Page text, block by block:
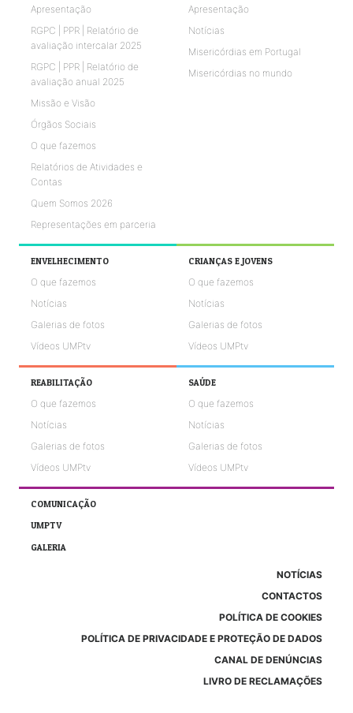
Apresentação
RGPC | PPR | Relatório de
avaliação intercalar 2025
RGPC | PPR | Relatório de
avaliação anual 2025
Missão e Visão
Órgãos Sociais
O que fazemos
Relatórios de Atividades e
Contas
Quem Somos 2026
Representações em parceria
Apresentação
Notícias
Misericórdias em Portugal
Misericórdias no mundo
ENVELHECIMENTO
O que fazemos
Notícias
Galerias de fotos
Vídeos UMPtv
CRIANÇAS E JOVENS
O que fazemos
Notícias
Galerias de fotos
Vídeos UMPtv
REABILITAÇÃO
O que fazemos
Notícias
Galerias de fotos
Vídeos UMPtv
SAÚDE
O que fazemos
Notícias
Galerias de fotos
Vídeos UMPtv
COMUNICAÇÃO
UMPTV
GALERIA
NOTÍCIAS
CONTACTOS
POLÍTICA DE COOKIES
POLÍTICA DE PRIVACIDADE E PROTEÇÃO DE DADOS
CANAL DE DENÚNCIAS
LIVRO DE RECLAMAÇÕES